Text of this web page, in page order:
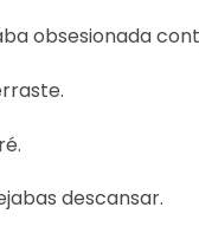
obsesionada
descansar.